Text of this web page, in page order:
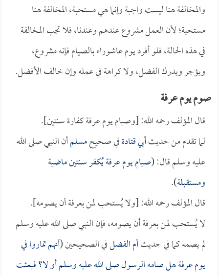
والمخالفة هنا ليست واجبة وإنما هي مستحبة، المخالفة هنا
مستحبة؛ لأن العمل مشروع عندهم وعندنا، فلا تجب المخالفة
في هذه الحالة، فلو أفرد يوم عاشوراء بالصيام فإنه مشروع،
ويؤجر ويدرك الفضل، ولا كراهة في عمله وإن خالف الأفضل.
صوم يوم عرفة
قال المؤلف رحمه الله: [وصيام يوم عرفة كفارة سنتين].
لما تقدم من حديثأبي قتادةفي صحيحمسلمأن النبي صلى الله
عليه وسلم قال: (صيام يوم عرفة يُكفر سنتين ماضية
ومستقبلة).
قال المؤلف رحمه الله: [ولا يُستحب لمن بعرفة أن يصومه].
لا يُستحب لمن بعرفة أن يصومه، فإن النبي صلى الله عليه وسلم
لم يصمه كما في حديثأم الفضلفي الصحيحين (أنهم تماروا في
يوم عرفة هل صامه الرسول صلى الله عليه وسلم أو لا؟ فبعثت